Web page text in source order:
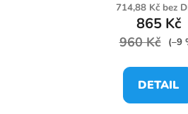
714,88 Kč bez
865 Kč
960 Kč (–9
DETAIL